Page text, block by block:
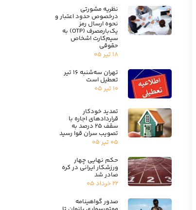
نظریه مشورتی
درخصوص حدود اعتبار و
نحوه ارسال رمز
یک‌بارمصرف (OTP) به
سیم‌کارت اشخاص
حقوقی
۱۸ تیر ۰۵
تهران سه‌شنبه ۱۶ تیر
تعطیل است
۱۰ تیر ۰۵
تمدید خودکار
قراردادهای اجاره با
سقف ۲۵ درصد به
تصویب سران قوا رسید
۰۵ تیر ۰۵
حکم نهایی چهار
ورزشکار ایرانی در کره
صادر شد
۲۲ خرداد ۰۵
صدور گواهینامه